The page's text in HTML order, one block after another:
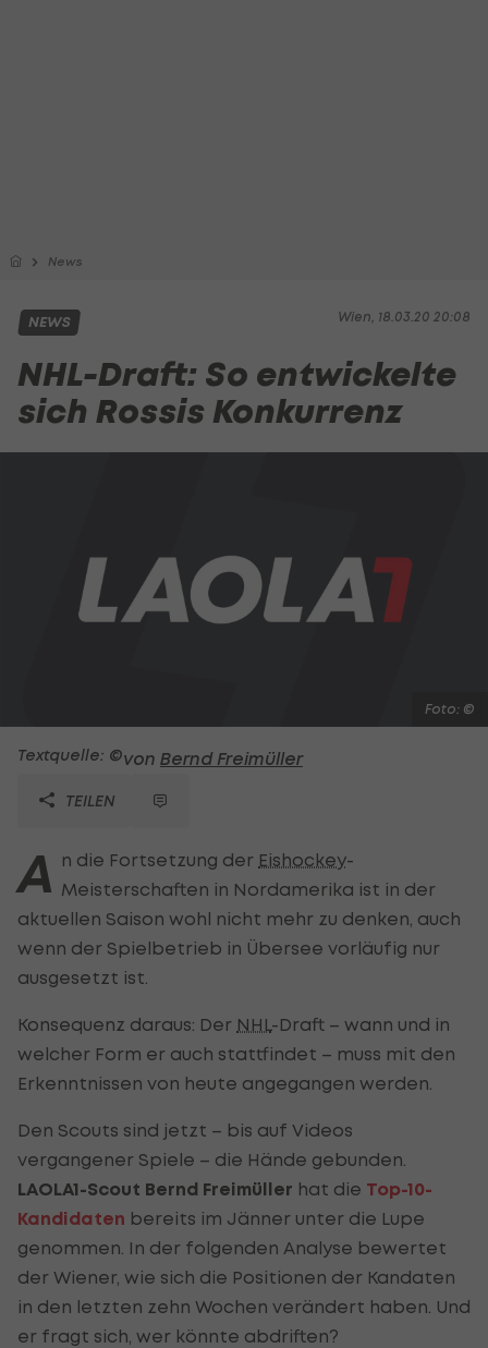
News
Wien, 18.03.20 20:08
NEWS
NHL-Draft: So entwickelte
sich Rossis Konkurrenz
Foto: ©
Textquelle: ©von Bernd Freimüller
TEILEN
A n die Fortsetzung der Eishockey-
Meisterschaften in Nordamerika ist in der
aktuellen Saison wohl nicht mehr zu denken, auch
wenn der Spielbetrieb in Übersee vorläufig nur
ausgesetzt ist.
Konsequenz daraus: Der NHL -Draft – wann und in
welcher Form er auch stattfindet – muss mit den
Erkenntnissen von heute angegangen werden.
Den Scouts sind jetzt – bis auf Videos
vergangener Spiele – die Hände gebunden.
LAOLA1-Scout Bernd Freimüller hat die Top-10-
Kandidaten bereits im Jänner unter die Lupe
genommen. In der folgenden Analyse bewertet
der Wiener, wie sich die Positionen der Kandaten
in den letzten zehn Wochen verändert haben. Und
er fragt sich, wer könnte abdriften?